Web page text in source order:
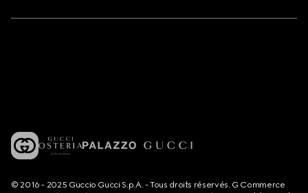
© 2016 - 2025 Guccio Gucci S.p.A. - Tous droits réservés. G Commerce